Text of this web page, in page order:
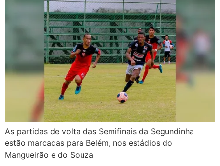
As partidas de volta das Semifinais da Segundinha
estão marcadas para Belém, nos estádios do
Mangueirão e do Souza